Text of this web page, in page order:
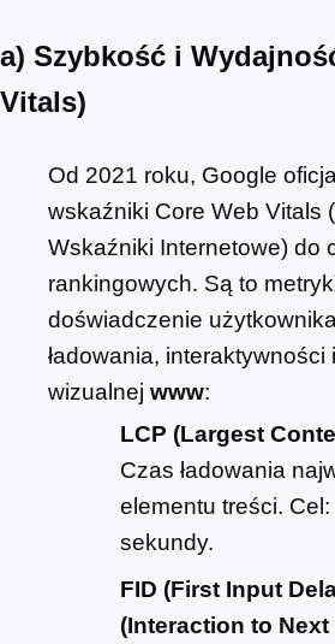
a) Szybkość i
Vitals)
Od 2021 roku, Google
wskaźniki Core Web Vitals
Wskaźniki Internetowe) do
rankingowych. Są to
doświadczenie
ładowania, interaktywności
wizualnej www:
LCP (Largest
Czas ładowania
elementu treści.
sekundy.
FID (First Input
(Interaction to Next